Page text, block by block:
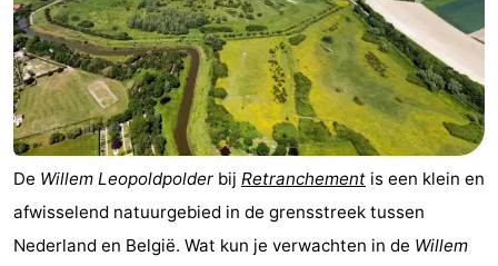
Kusttram
Reisboekenwinkel
Nieuws
Medische
adressen
Regio
Zeeuws-
De Willem Leopoldpolder bij Retranchement is een klein en
afwisselend natuurgebied in de grensstreek tussen
Nederland en België. Wat kun je verwachten in de Willem